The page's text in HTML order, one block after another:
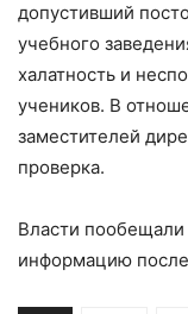
допустивший
учебного
халатность и
учеников. В
заместителей
проверка.
Власти
информацию